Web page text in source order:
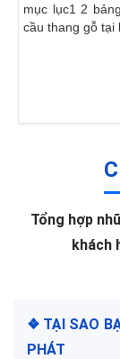
mục lục1 2
cầu thang gỗ tại
Tổng hợp
khách
❖ TẠI SAO
PHÁT